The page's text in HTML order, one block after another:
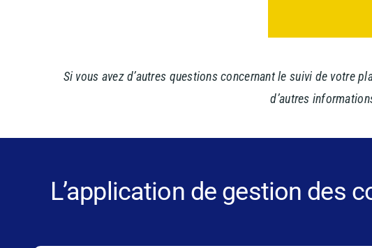
Si vous avez d’autres questions concernant le suivi de votre
d’autres
L’application de gestion des